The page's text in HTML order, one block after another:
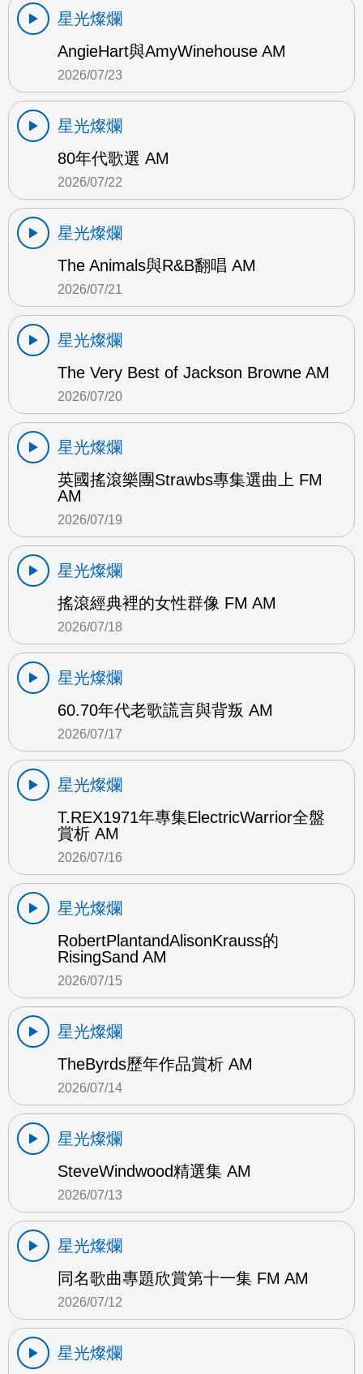
星光燦爛
AngieHart與AmyWinehouse AM
2026/07/23
星光燦爛
80年代歌選 AM
2026/07/22
星光燦爛
The Animals與R&B翻唱 AM
2026/07/21
星光燦爛
The Very Best of Jackson Browne AM
2026/07/20
星光燦爛
英國搖滾樂團Strawbs專集選曲上 FM
AM
2026/07/19
星光燦爛
搖滾經典裡的女性群像 FM AM
2026/07/18
星光燦爛
60.70年代老歌謊言與背叛 AM
2026/07/17
星光燦爛
T.REX1971年專集ElectricWarrior全盤
賞析 AM
2026/07/16
星光燦爛
RobertPlantandAlisonKrauss的
RisingSand AM
2026/07/15
星光燦爛
TheByrds歷年作品賞析 AM
2026/07/14
星光燦爛
SteveWindwood精選集 AM
2026/07/13
星光燦爛
同名歌曲專題欣賞第十一集 FM AM
2026/07/12
星光燦爛